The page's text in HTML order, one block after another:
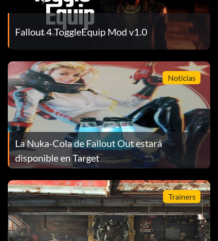
Fallout 4 ToggleEquip Mod v1.0
Noticias
La Nuka-Cola de Fallout Out estará
disponible en Target
Trainers